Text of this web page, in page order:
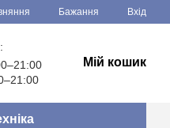
Бажання Вхід
Мій кошик